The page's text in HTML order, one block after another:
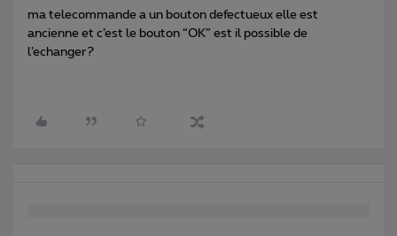
ma telecommande a un bouton defectueux elle est
ancienne et c’est le bouton “OK” est il possible de
l’echanger?